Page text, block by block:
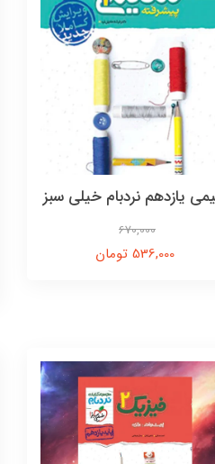
یازدهم نردبام خیلی سبز
670,000
536,000 تومان